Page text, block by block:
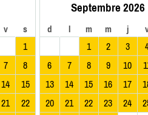
v s
1
7
8
14
15
21
22
Septembre 2026
d l m m j
1 2 3
6
7 8 9 10
13
14 15 16 17
20
21 22 23 24